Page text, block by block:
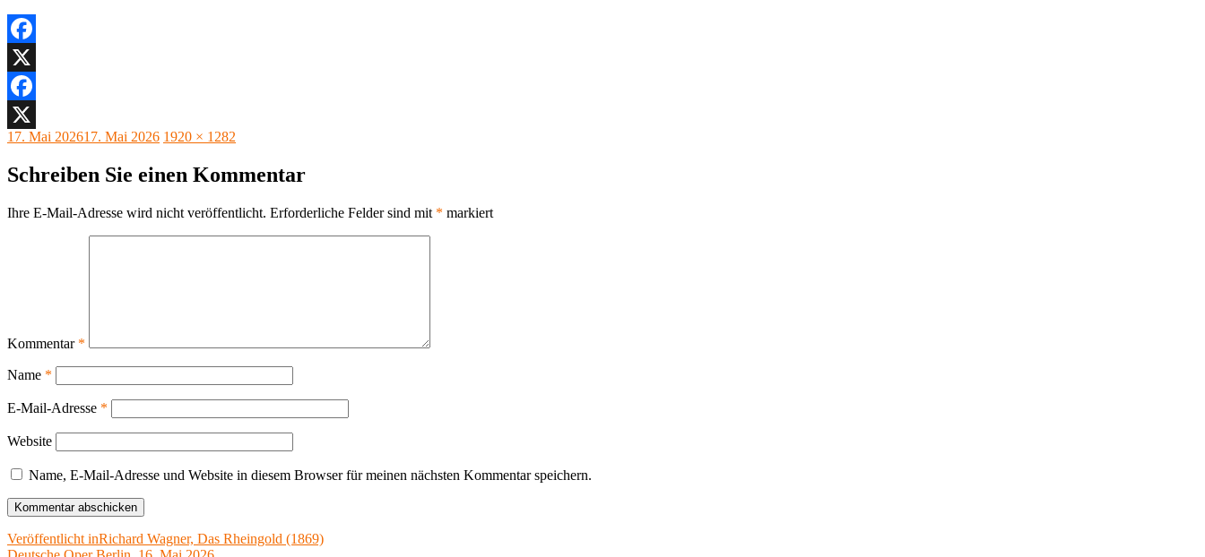
Facebook
X
Facebook
X
Veröffentlicht
17. Mai 202617. Mai 2026 Originalgröße
1920 × 1282
Schreiben Sie einen Kommentar
Ihre E-Mail-Adresse wird nicht veröffentlicht. Erforderliche Felder sind mit * markiert
Kommentar *
Name *
E-Mail-Adresse *
Website
Name, E-Mail-Adresse und Website in diesem Browser für meinen nächsten Kommentar speichern.
Beitragsnavigation
Veröffentlicht inRichard Wagner, Das Rheingold (1869)